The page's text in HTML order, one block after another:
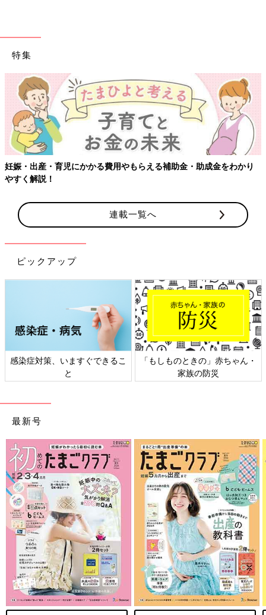
特集
妊娠・出産・育児にかかる費用やもらえる補助金・助成金をわかり
やすく解説！
連載一覧へ
ピックアップ
感染症対策、いますぐできるこ
と
「もしものときの」赤ちゃん・
家族の防災
最新号